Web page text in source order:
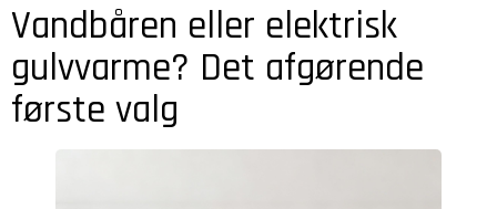
Vandbåren eller elektrisk
gulvvarme? Det afgørende
første valg